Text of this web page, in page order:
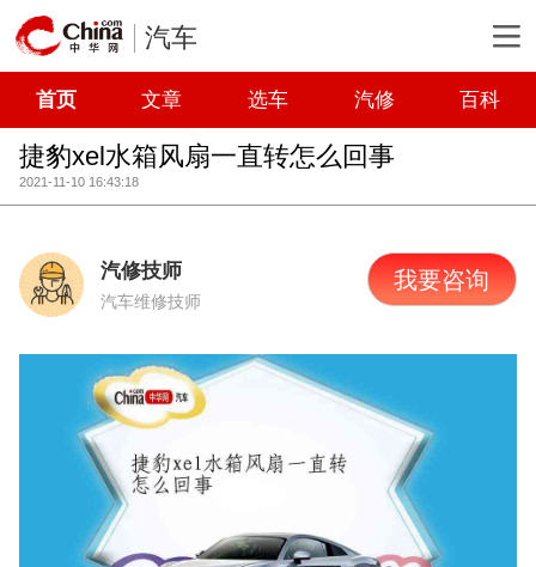
汽车
首页 文章 选车 汽修 百科
捷豹xel水箱风扇一直转怎么回事
2021-11-10 16:43:18
汽修技师
汽车维修技师
我要咨询